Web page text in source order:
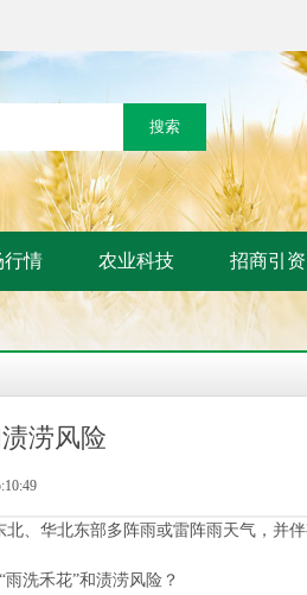
行情 农业科技 招商引资
涝风险
、华北东部多阵雨或雷阵雨天气，并
洗禾花”和渍涝风险？